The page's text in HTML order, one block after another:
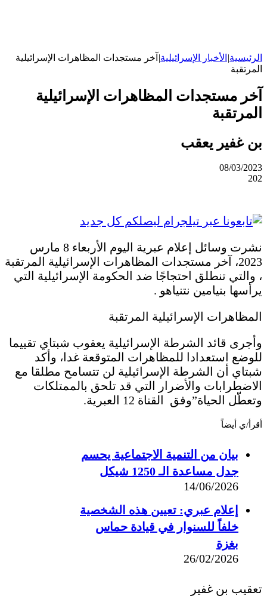
الرئيسية| الأخبار الإسرائيلية| آخر مستجدات المظاهرات الإسرائيلية
المرتقبة
آخر مستجدات المظاهرات الإسرائيلية
المرتقبة
بن غفير يعقب
08/03/2023
202
نشرت وسائل إعلام عبرية اليوم الأربعاء 8 مارس
2023، آخر مستجدات المظاهرات الإسرائيلية المرتقبة
، والتي تنطلق احتجاجًا ضد الحكومة الإسرائيلية التي
يرأسها بنيامين نتنياهو .
المظاهرات الإسرائيلية المرتقبة
وأجرى قائد الشرطة الإسرائيلية يعقوب شبتاي تقييما
للوضع استعدادا للمظاهرات المتوقعة غدا، وأكد
شبتاي أن الشرطة الإسرائيلية لن تتسامح مطلقا مع
الاضطرابات والأضرار التي قد تلحق بالممتلكات
وتعطّل الحياة”وفق القناة 12 العبرية.
أقرأ/ي أيضاً
بيان من التنمية الاجتماعية يحسم
جدل مساعدة الـ 1250 شيكل
14/06/2026
إعلام عبري: تعيين هذه الشخصية
خلفاً للسنوار في قيادة حماس
بغزة
26/02/2026
تعقيب بن غفير